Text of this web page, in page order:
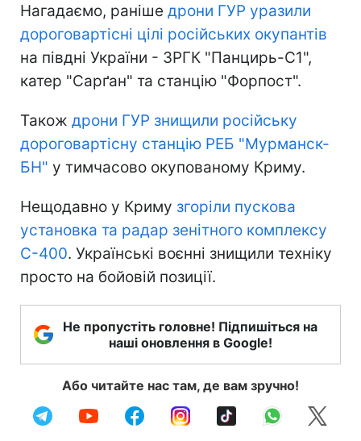
Нагадаємо, раніше дрони ГУР уразили
дороговартісні цілі російських окупантів
на півдні України - ЗРГК "Панцирь-С1",
катер "Сарґан" та станцію "Форпост".
Також дрони ГУР знищили російську
дороговартісну станцію РЕБ "Мурманск-
БН" у тимчасово окупованому Криму.
Нещодавно у Криму згоріли пускова
установка та радар зенітного комплексу
С-400. Українські воєнні знищили техніку
просто на бойовій позиції.
Не пропустіть головне! Підпишіться на
наші оновлення в Google!
Або читайте нас там, де вам зручно!